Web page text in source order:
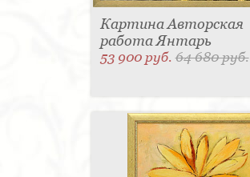
Картина Авторская
работа Янтарь
53 900 руб.64 680 руб.